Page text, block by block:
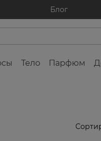
Блог
Тело Парфюм